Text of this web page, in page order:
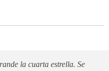
la cuarta estrella. Se